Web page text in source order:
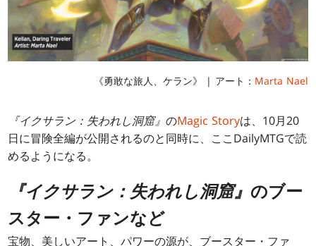
《勇敢な旅人、ケラン》 | アート： Marta Nael
『イクサラン：失われし洞窟』のMagic Storyは、10月20
日に冒険全編が公開されるのと同時に、ここDailyMTGで読
めるようになる。
『イクサラン：失われし洞窟』 のブー
スター・ファンなど
宝物、美しいアート、パワーの源が、ブースター・ファ